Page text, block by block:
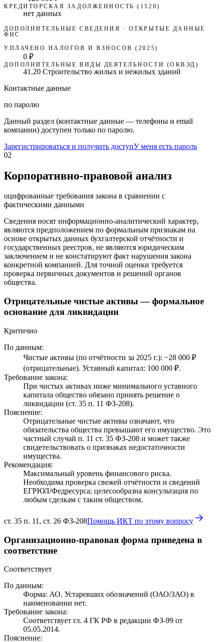
КРЕДИТОРСКАЯ ЗАДОЛЖЕННОСТЬ (1520)
нет данных
ДОПОЛНИТЕЛЬНЫЕ СВЕДЕНИЯ · ОТКРЫТЫЕ ДАННЫЕ
ФНС
УПЛАЧЕНО НАЛОГОВ И ВЗНОСОВ (2025)
0 ₽
ДОПОЛНИТЕЛЬНЫЕ ВИДЫ ДЕЯТЕЛЬНОСТИ (ОКВЭД)
41.20 Строительство жилых и нежилых зданий
Контактные данные
по паролю
Данный раздел (контактные данные — телефоны и email
компании) доступен только по паролю.
Зарегистрироваться и получить доступУ меня есть пароль
02
Корпоративно-правовой анализ
оцифрованные требования закона в сравнении с
фактическими данными
Сведения носят информационно-аналитический характер,
являются предположением по формальным признакам на
основе открытых данных бухгалтерской отчётности и
государственных реестров, не являются юридическим
заключением и не констатируют факт нарушения закона
конкретной компанией. Для точной оценки требуется
проверка первичных документов и решений органов
общества.
Отрицательные чистые активы — формальное
основание для ликвидации
Критично
По данным:
Чистые активы (по отчётности за 2025 г.): −28 000 ₽
(отрицательные). Уставный капитал: 100 000 ₽.
Требование закона:
При чистых активах ниже минимального уставного
капитала общество обязано принять решение о
ликвидации (ст. 35 п. 11 ФЗ-208).
Пояснение:
Отрицательные чистые активы означают, что
обязательства общества превышают его имущество. Это
частный случай п. 11 ст. 35 ФЗ-208 и может также
свидетельствовать о признаках недостаточности
имущества.
Рекомендация:
Максимальный уровень финансового риска.
Необходима проверка свежей отчётности и сведений
ЕГРЮЛ/Федресурса; целесообразна консультация по
любым сделкам с таким обществом.
ст. 35 п. 11, ст. 26 ФЗ-208Помощь ИКТ по этому вопросу
Организационно-правовая форма приведена в
соответствие
Соответствует
По данным:
Форма: АО. Устаревших обозначений (ОАО/ЗАО) в
наименовании нет.
Требование закона:
Соответствует гл. 4 ГК РФ в редакции ФЗ-99 от
05.05.2014.
Пояснение: